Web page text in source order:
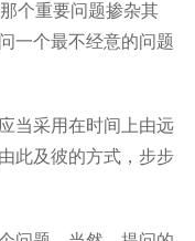
个重要问题掺杂其
一个最不经意的问题
采用在时间上由远
此及彼的方式，步步